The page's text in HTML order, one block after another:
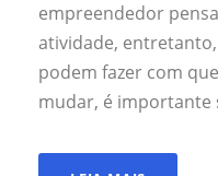
empreendedor
atividade,
podem fazer com
mudar, é importante